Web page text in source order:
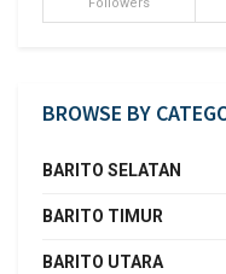
BROWSE BY
BARITO SELATAN
BARITO TIMUR
BARITO UTARA